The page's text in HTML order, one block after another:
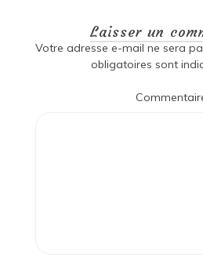
Laisser un
Votre adresse e-mail ne sera
obligatoires sont